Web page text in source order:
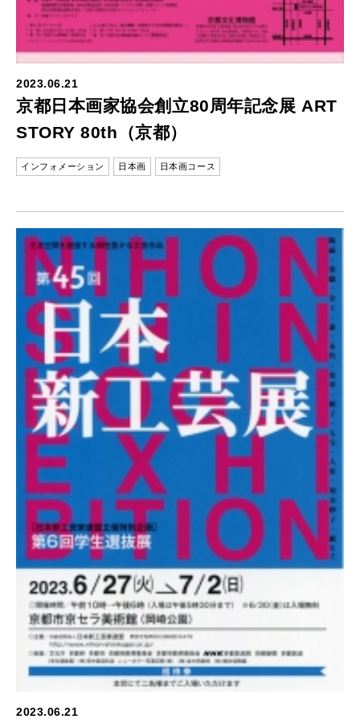
2023.06.21
京都日本画家協会創立80周年記念展 ART
STORY 80th（京都）
インフォメーション 日本画 日本画コース
2023.06.21